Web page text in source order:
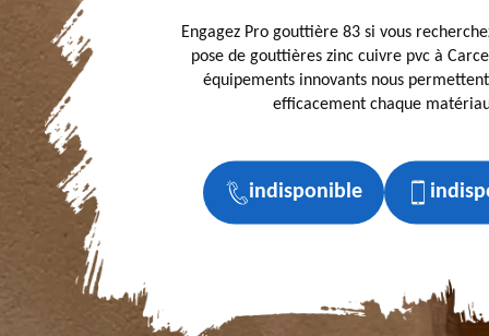
Engagez Pro gouttière 83 si vous
pose de gouttières zinc cuivre pvc à
équipements innovants nous
efficacement chaque
indisponible